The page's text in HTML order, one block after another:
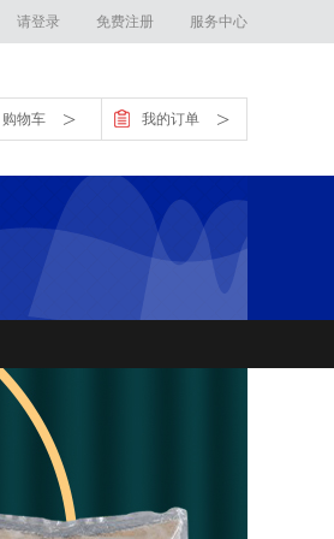
请登录 免费注册 服务中心
购物车 > 我的订单 >